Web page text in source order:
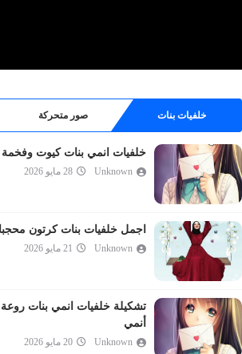
خلفيات بنات صور متحركة
خلفيات انمي بنات كيوت وفخمة
Unknown 28 مايو 2026
اجمل خلفيات بنات كرتون
Unknown 21 مايو 2026
تشكيلة خلفيات انمي بنات
أنمي
Unknown 20 مايو 2026